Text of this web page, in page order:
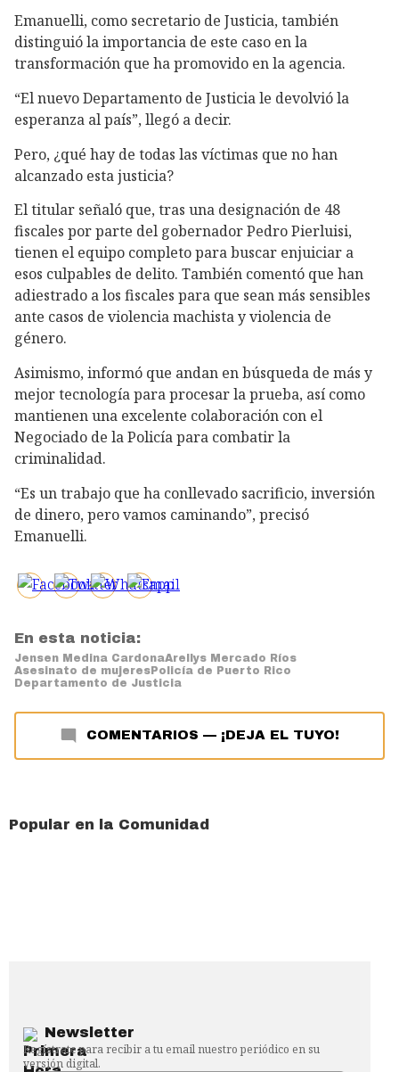
Emanuelli, como secretario de Justicia, también
distinguió la importancia de este caso en la
transformación que ha promovido en la agencia.
“El nuevo Departamento de Justicia le devolvió la
esperanza al país”, llegó a decir.
Pero, ¿qué hay de todas las víctimas que no han
alcanzado esta justicia?
El titular señaló que, tras una designación de 48
fiscales por parte del gobernador Pedro Pierluisi,
tienen el equipo completo para buscar enjuiciar a
esos culpables de delito. También comentó que han
adiestrado a los fiscales para que sean más sensibles
ante casos de violencia machista y violencia de
género.
Asimismo, informó que andan en búsqueda de más y
mejor tecnología para procesar la prueba, así como
mantienen una excelente colaboración con el
Negociado de la Policía para combatir la
criminalidad.
“Es un trabajo que ha conllevado sacrificio, inversión
de dinero, pero vamos caminando”, precisó
Emanuelli.
En esta noticia:
Jensen Medina CardonaArellys Mercado Ríos
Asesinato de mujeresPolicía de Puerto Rico
Departamento de Justicia
COMENTARIOS — ¡DEJA EL TUYO!
Popular en la Comunidad
Newsletter
Regístrate para recibir a tu email nuestro periódico en su
versión digital.